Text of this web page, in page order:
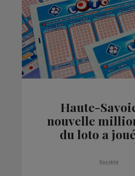
Haute-
nouvelle
du loto a
Société